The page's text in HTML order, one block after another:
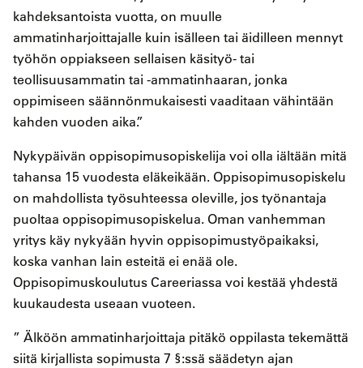
kahdeksantoista vuotta, on muulle
ammatinharjoittajalle kuin isälleen tai äidilleen mennyt
työhön oppiakseen sellaisen käsityö- tai
teollisuusammatin tai -ammatinhaaran, jonka
oppimiseen säännönmukaisesti vaaditaan vähintään
kahden vuoden aika.”
Nykypäivän oppisopimusopiskelija voi olla iältään mitä
tahansa 15 vuodesta eläkeikään. Oppisopimusopiskelu
on mahdollista työsuhteessa oleville, jos työnantaja
puoltaa oppisopimusopiskelua. Oman vanhemman
yritys käy nykyään hyvin oppisopimustyöpaikaksi,
koska vanhan lain esteitä ei enää ole.
Oppisopimuskoulutus Careeriassa voi kestää yhdestä
kuukaudesta useaan vuoteen.
” Älköön ammatinharjoittaja pitäkö oppilasta tekemättä
siitä kirjallista sopimusta 7 §:ssä säädetyn ajan